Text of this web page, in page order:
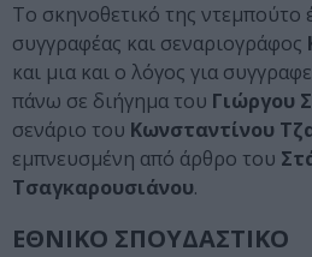
Το σκηνοθετικό της ντεμπούτο
συγγραφέας και σεναριογράφος
και μια και ο λόγος για
πάνω σε διήγημα του Γιώργου
σενάριο του Κωνσταντίνου
εμπνευσμένη από άρθρο του
Τσαγκαρουσιάνου.
ΕΘΝΙΚΟ ΣΠΟΥΔΑΣΤΙΚΟ